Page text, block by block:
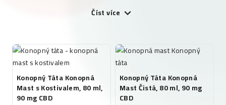
Číst více
Konopný Táta Konopná
Mast s Kostivalem, 80 ml,
90 mg CBD
Konopný Táta Konopná
Mast Čistá, 80 ml, 90 mg
CBD